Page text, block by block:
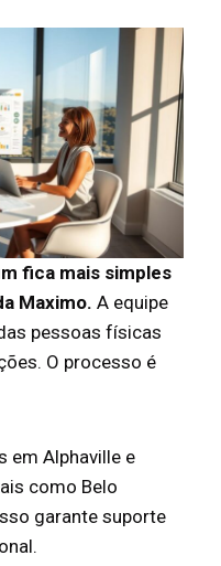
fica mais simples
Maximo. A equipe
pessoas físicas
O processo é
em Alphaville e
como Belo
garante suporte